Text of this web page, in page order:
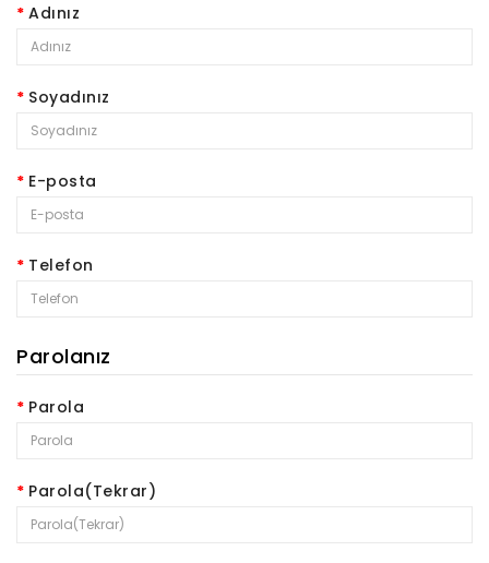
Adınız
Soyadınız
E-posta
Telefon
Parolanız
Parola
Parola(Tekrar)